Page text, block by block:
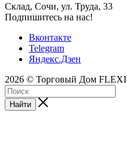
Склад, Сочи, ул. Труда, 33
Подпишитесь на нас!
Вконтакте
Telegram
Яндекс.Дзен
2026 © Торговый Дом FLEXI
Найти